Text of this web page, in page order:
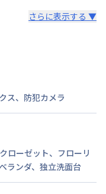
です。その際、再
るだけお早めにご
さらに表示する ▼
ス、 防犯カメラ
クローゼット、 フローリ
ベランダ、 独立洗面台